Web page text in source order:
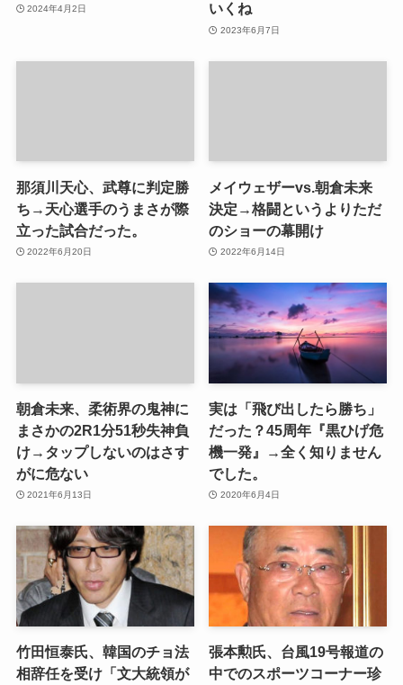
2024年4月2日
いくね
2023年6月7日
那須川天心、武尊に判定勝
ち→天心選手のうまさが際
立った試合だった。
2022年6月20日
メイウェザーvs.朝倉未来
決定→格闘というよりただ
のショーの幕開け
2022年6月14日
朝倉未来、柔術界の鬼神に
まさかの2R1分51秒失神負
け→タップしないのはさす
がに危ない
2021年6月13日
実は「飛び出したら勝ち」
だった？45周年『黒ひげ危
機一発』→全く知りません
でした。
2020年6月4日
竹田恒泰氏、韓国のチョ法
相辞任を受け「文大統領が
張本勲氏、台風19号報道の
中でのスポーツコーナー珍